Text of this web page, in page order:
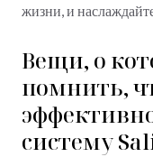
жизни, и
Вещи, о
помнить,
систему